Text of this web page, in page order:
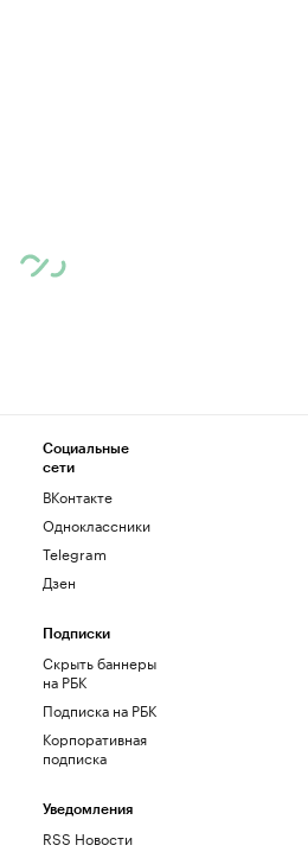
Социальные
сети
ВКонтакте
Одноклассники
Telegram
Дзен
Подписки
Скрыть баннеры
на РБК
Подписка на РБК
Корпоративная
подписка
Уведомления
RSS Новости